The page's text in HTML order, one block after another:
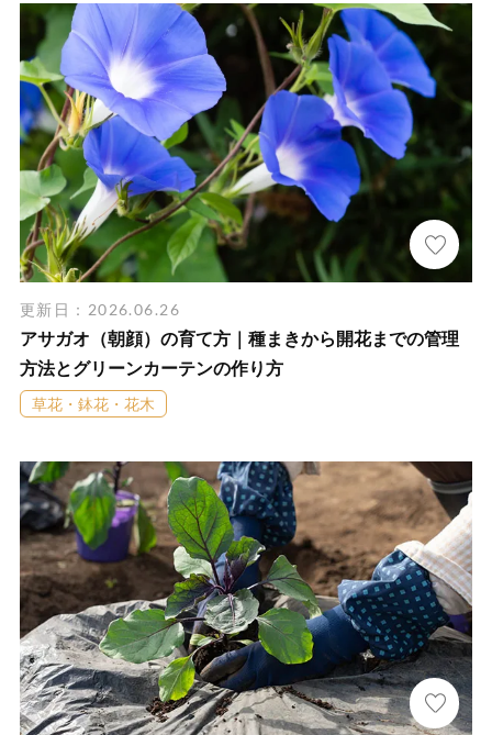
更新日：2026.06.26
アサガオ（朝顔）の育て方｜種まきから開花までの管理
方法とグリーンカーテンの作り方
草花・鉢花・花木